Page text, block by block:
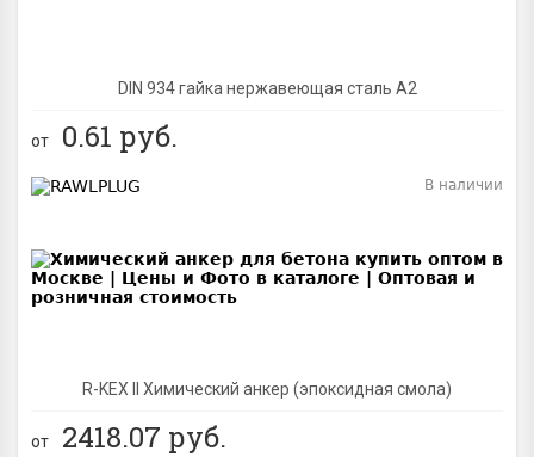
DIN 934 гайка нержавеющая сталь A2
от 0.61 руб.
R-KEX II Химический анкер (эпоксидная смола)
В наличии
от 2418.07 руб.